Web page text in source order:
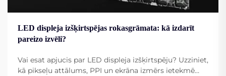
LED displeja izšķirtspējas rokasgrāmata: kā izdarīt
pareizo izvēli?
Vai esat apjucis par LED displeja izšķirtspēju? Uzziniet,
kā pikseļu attālums, PPI un ekrāna izmērs ietekmē